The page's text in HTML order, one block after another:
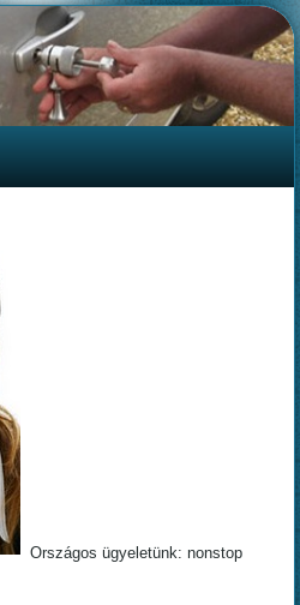
Országos ügyeletünk: nonstop